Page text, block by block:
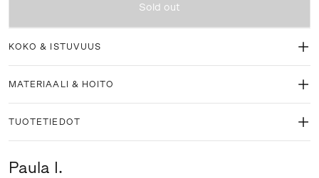
Sold out
KOKO & ISTUVUUS
MATERIAALI & HOITO
TUOTETIEDOT
Paula I.